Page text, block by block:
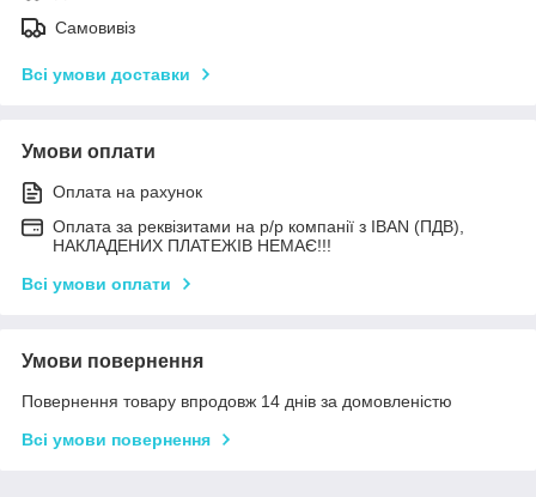
Самовивіз
Всі умови доставки
Умови оплати
Оплата на рахунок
Оплата за реквізитами на р/р компанії з IBAN (ПДВ),
НАКЛАДЕНИХ ПЛАТЕЖІВ НЕМАЄ!!!
Всі умови оплати
Умови повернення
Повернення товару впродовж 14 днів за домовленістю
Всі умови повернення